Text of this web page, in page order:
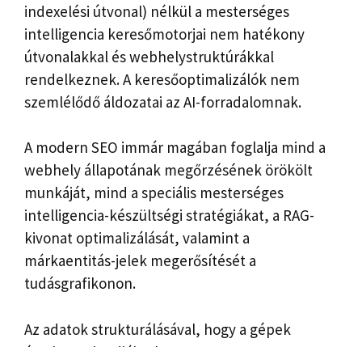
indexelési útvonal) nélkül a mesterséges
intelligencia keresőmotorjai nem hatékony
útvonalakkal és webhelystruktúrákkal
rendelkeznek. A keresőoptimalizálók nem
szemlélődő áldozatai az AI-forradalomnak.
A modern SEO immár magában foglalja mind a
webhely állapotának megőrzésének örökölt
munkáját, mind a speciális mesterséges
intelligencia-készültségi stratégiákat, a RAG-
kivonat optimalizálását, valamint a
márkaentitás-jelek megerősítését a
tudásgrafikonon.
Az adatok strukturálásával, hogy a gépek